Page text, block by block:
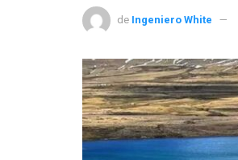
de Ingeniero White